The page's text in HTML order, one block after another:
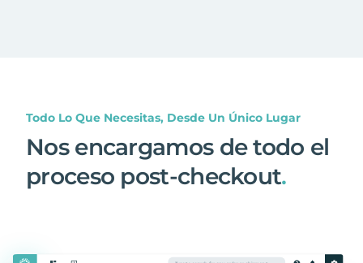
Todo Lo Que Necesitas, Desde Un Único Lugar
Nos encargamos de todo el
proceso post-checkout.